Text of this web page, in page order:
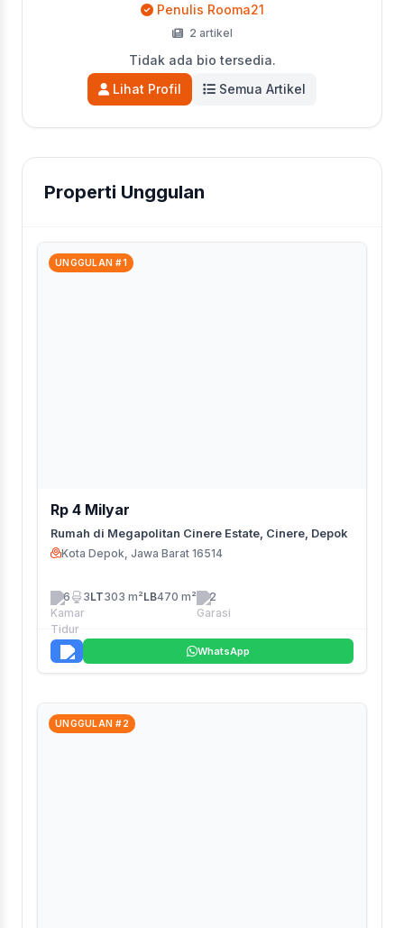
Penulis Rooma21
2 artikel
Tidak ada bio tersedia.
Lihat Profil
Semua Artikel
Properti Unggulan
UNGGULAN #1
Rp 4 Milyar
Rumah di Megapolitan Cinere Estate, Cinere, Depok
Kota Depok, Jawa Barat 16514
6 3LT303 m²LB470 m² 2
WhatsApp
UNGGULAN #2